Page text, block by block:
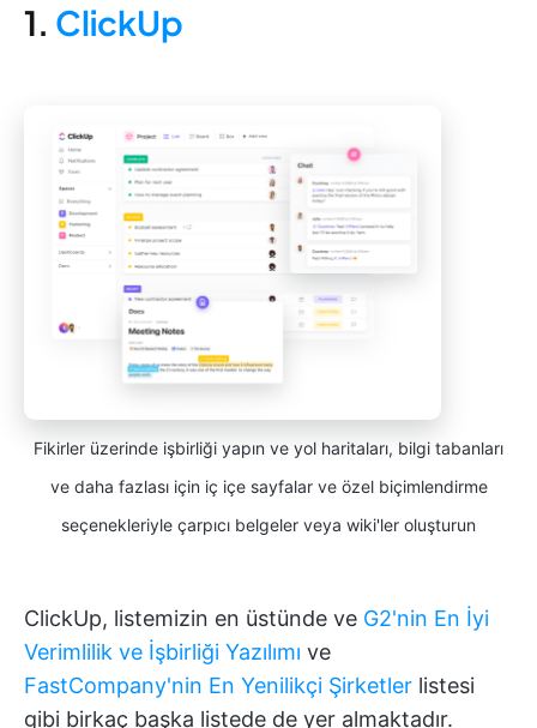
1. ClickUp
Fikirler üzerinde işbirliği yapın ve yol haritaları, bilgi tabanları
ve daha fazlası için iç içe sayfalar ve özel biçimlendirme
seçenekleriyle çarpıcı belgeler veya wiki'ler oluşturun
ClickUp, listemizin en üstünde ve G2'nin En İyi
Verimlilik ve İşbirliği Yazılımı ve
FastCompany'nin En Yenilikçi Şirketler listesi
gibi birkaç başka listede de yer almaktadır.